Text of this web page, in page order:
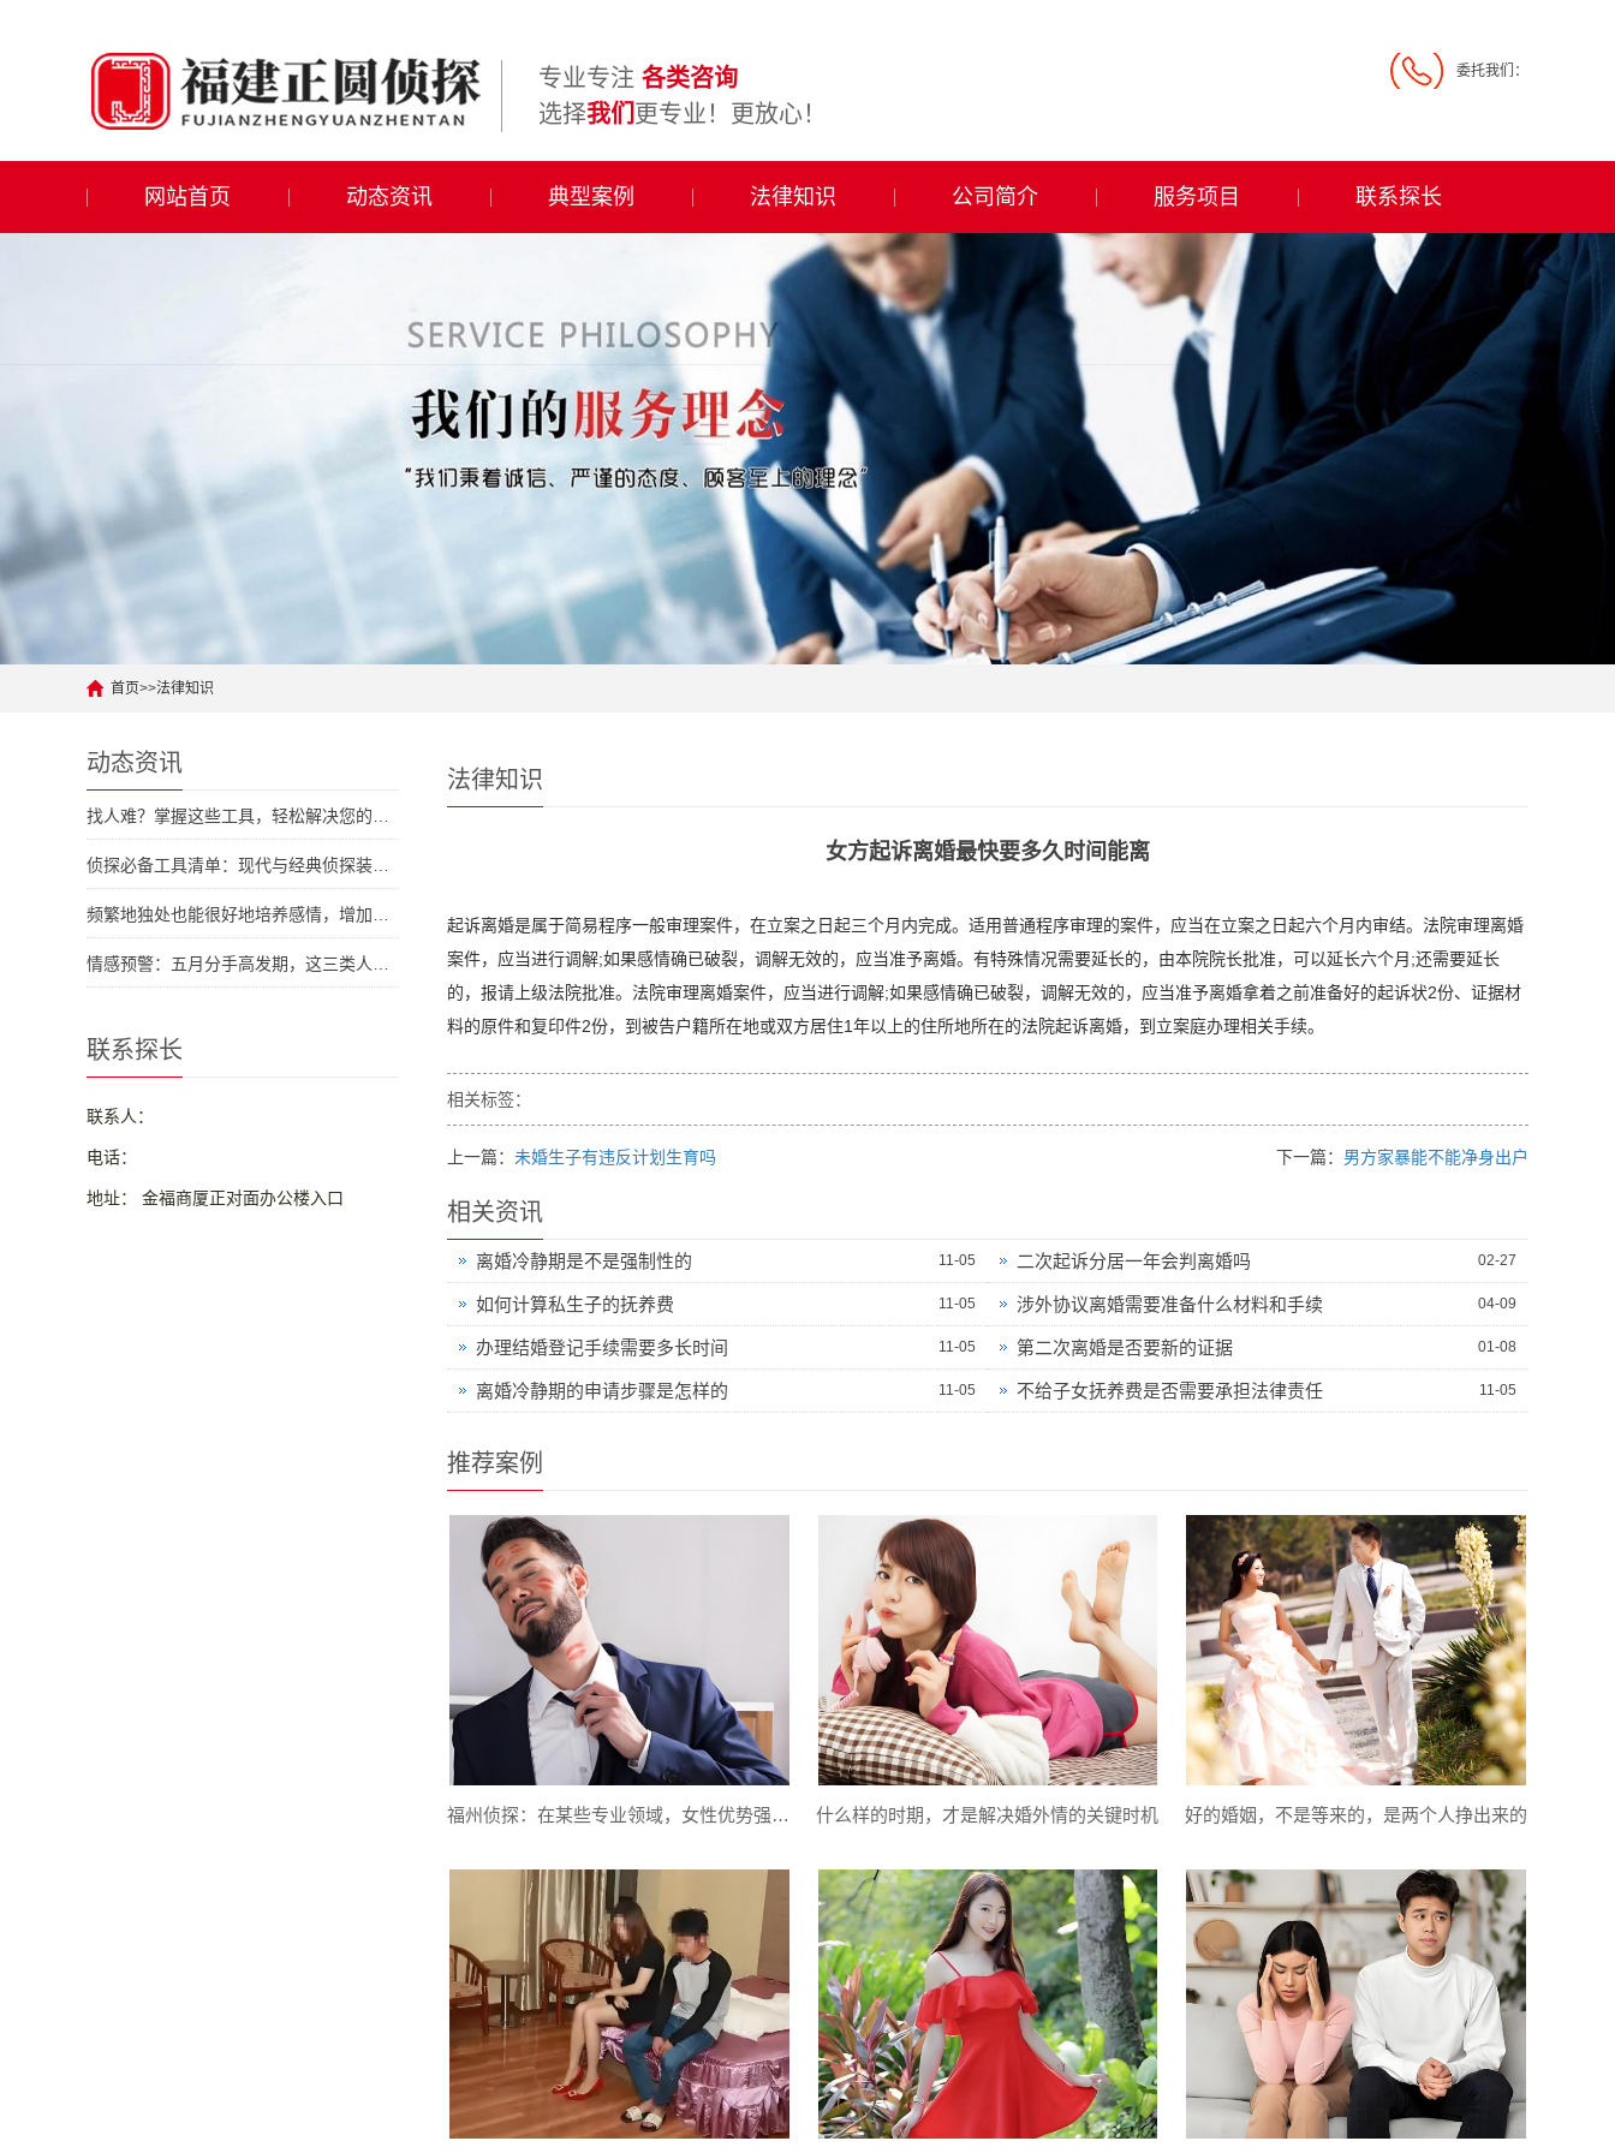
委托我们：
专业专注 各类咨询
选择我们 更专业！更放心！
网站首页 动态资讯 典型案例 法律知识 公司简介 服务项目 联系探长
首页>>法律知识
动态资讯
联系探长
联系人：
电话：
地址： 金福商厦正对面办公楼入口
法律知识
女方起诉离婚最快要多久时间能离
起诉离婚是属于简易程序一般审理案件，在立案之日起三个月内完成。适用普通程序审理的案件，应当在立案之日起六个月内审结。法院审理离婚
案件，应当进行调解;如果感情确已破裂，调解无效的，应当准予离婚。有特殊情况需要延长的，由本院院长批准，可以延长六个月;还需要延长
的，报请上级法院批准。法院审理离婚案件，应当进行调解;如果感情确已破裂，调解无效的，应当准予离婚拿着之前准备好的起诉状2份、证据材
料的原件和复印件2份，到被告户籍所在地或双方居住1年以上的住所地所在的法院起诉离婚，到立案庭办理相关手续。
相关标签：
上一篇： 未婚生子有违反计划生育吗 下一篇： 男方家暴能不能净身出户
相关资讯
11-05
离婚冷静期是不是强制性的 02-27
二次起诉分居一年会判离婚吗
11-05
如何计算私生子的抚养费 04-09
涉外协议离婚需要准备什么材料和手续
11-05
办理结婚登记手续需要多长时间 01-08
第二次离婚是否要新的证据
11-05
离婚冷静期的申请步骤是怎样的 11-05
不给子女抚养费是否需要承担法律责任
推荐案例
福州侦探：在某些专业领域，女性优势强于男性 什么样的时期，才是解决婚外情的关键时机 好的婚姻，不是等来的，是两个人挣出来的